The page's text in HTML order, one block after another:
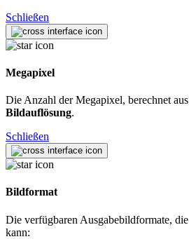
Schließen
Megapixel
Die Anzahl der Megapixel, berechnet
Bildauflösung.
Schließen
Bildformat
Die verfügbaren Ausgabebildformate,
kann: